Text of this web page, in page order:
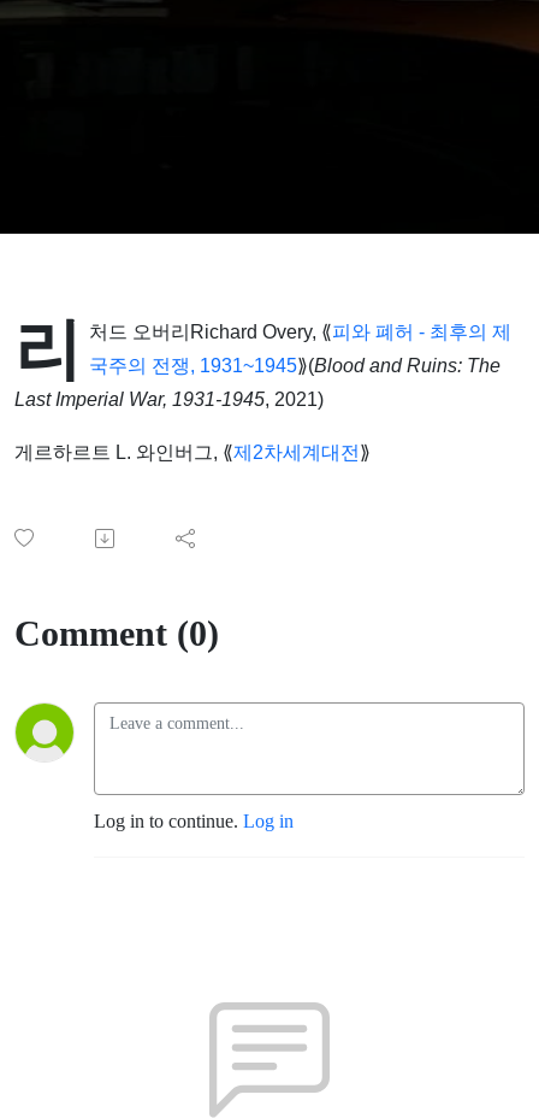
리 처드 오버리Richard Overy, ⟪피와 폐허 - 최후의 제
국주의 전쟁, 1931~1945⟫(Blood and Ruins: The
Last Imperial War, 1931-1945, 2021)
게르하르트 L. 와인버그, ⟪제2차세계대전 ⟫
Comment (0)
Log in to continue. Log in